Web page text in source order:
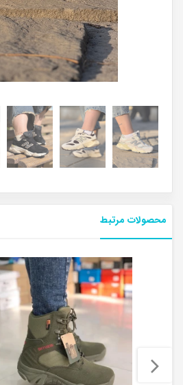
محصولات مرتبط